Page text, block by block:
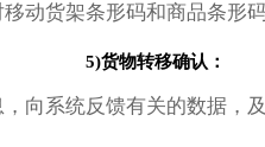
动货架条形码和商品条形
5)货物转移确认：
向系统反馈有关的数据，